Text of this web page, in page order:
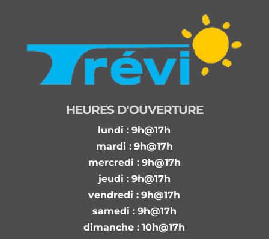
HEURES D'OUVERTURE
lundi : 9h@17h
mardi : 9h@17h
mercredi : 9h@17h
jeudi : 9h@17h
vendredi : 9h@17h
samedi : 9h@17h
dimanche : 10h@17h